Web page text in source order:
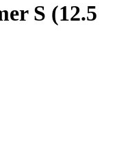
S (12.5